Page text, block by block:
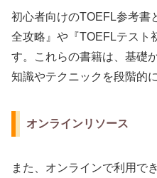
初心者向けのTOEFL参考書
全攻略』や『TOEFLテスト
す。これらの書籍は、基礎
知識やテクニックを段階的
オンラインリソース
また、オンラインで利用で